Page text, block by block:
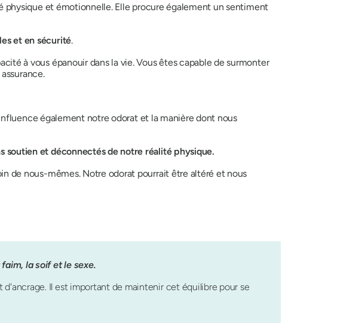
physique et émotionnelle. Elle procure également un sentiment
et en sécurité.
à vous épanouir dans la vie. Vous êtescapable de surmonter
également notre odorat et la manière dont nous
soutien et déconnectés de notre réalité physique.
de nous-mêmes. Notre odorat pourrait être altéré et nous
la soif et le sexe.
Il est important de maintenir cet équilibre pour se